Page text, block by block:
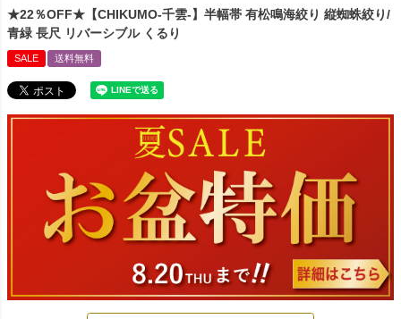
★22％OFF★【CHIKUMO-千雲-】半幅帯 有松鳴海絞り 縦蜘蛛絞り/
青緑 長尺 リバーシブル くるり
SALE 送料無料